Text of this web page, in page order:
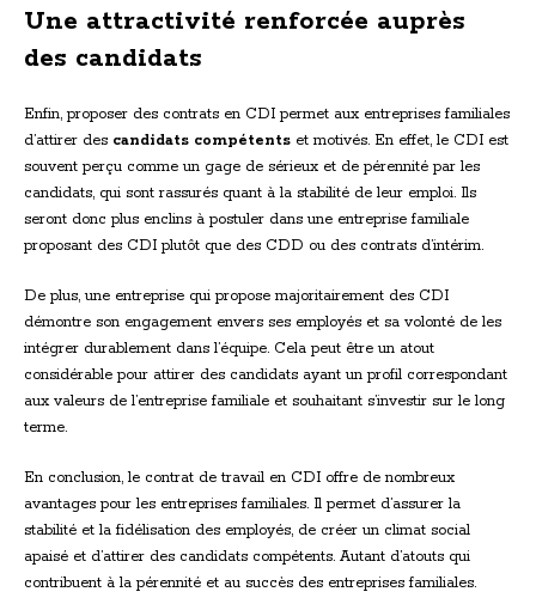
Une attractivité renforcée auprès
des candidats
Enfin, proposer des contrats en CDI permet aux entreprises familiales
d’attirer des candidats compétents et motivés. En effet, le CDI est
souvent perçu comme un gage de sérieux et de pérennité par les
candidats, qui sont rassurés quant à la stabilité de leur emploi. Ils
seront donc plus enclins à postuler dans une entreprise familiale
proposant des CDI plutôt que des CDD ou des contrats d’intérim.
De plus, une entreprise qui propose majoritairement des CDI
démontre son engagement envers ses employés et sa volonté de les
intégrer durablement dans l’équipe. Cela peut être un atout
considérable pour attirer des candidats ayant un profil correspondant
aux valeurs de l’entreprise familiale et souhaitant s’investir sur le long
terme.
En conclusion, le contrat de travail en CDI offre de nombreux
avantages pour les entreprises familiales. Il permet d’assurer la
stabilité et la fidélisation des employés, de créer un climat social
apaisé et d’attirer des candidats compétents. Autant d’atouts qui
contribuent à la pérennité et au succès des entreprises familiales.